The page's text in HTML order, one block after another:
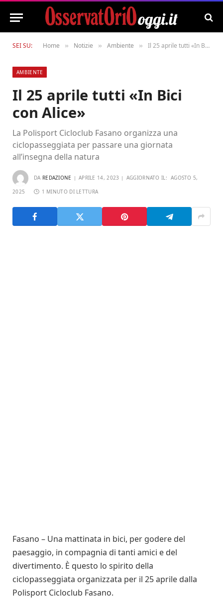
SEI SU: Home » Notizie » Ambiente » Il 25 aprile tutti «In Bici con Alice»
AMBIENTE
Il 25 aprile tutti «In Bici
con Alice»
La Polisport Cicloclub Fasano organizza una
ciclopasseggiata per passare una giornata
all’insegna della natura
DA REDAZIONE APRILE 14, 2023 AGGIORNATO IL: AGOSTO 5,
2025 1 MINUTO DI LETTURA
Fasano – Una mattinata in bici, per godere del
paesaggio, in compagnia di tanti amici e del
divertimento. È questo lo spirito della
ciclopasseggiata organizzata per il 25 aprile dalla
Polisport Cicloclub Fasano.